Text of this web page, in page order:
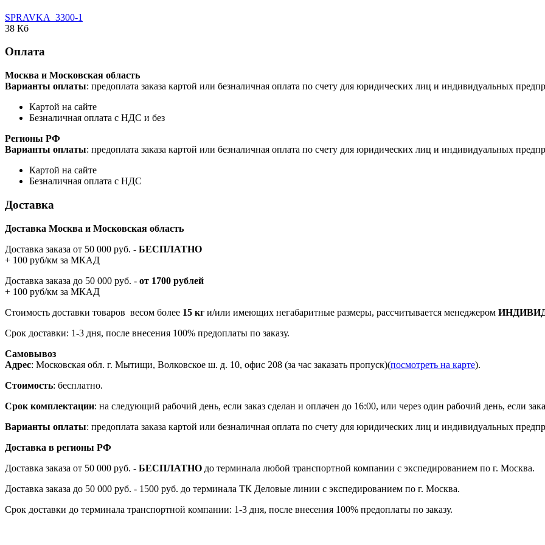
SPRAVKA_3300-1
38 Кб
Оплата
Москва и Московская область
Варианты оплаты: предоплата заказа картой или безналичная оплата по счету для юридических лиц и индивидуальных
Картой на сайте
Безналичная оплата с НДС и без
Регионы РФ
Варианты оплаты: предоплата заказа картой или безналичная оплата по счету для юридических лиц и индивидуальных
Картой на сайте
Безналичная оплата с НДС
Доставка
Доставка Москва и Московская область
Доставка заказа от 50 000 руб. - БЕСПЛАТНО
+ 100 руб/км за МКАД
Доставка заказа до 50 000 руб. - от 1700 рублей
+ 100 руб/км за МКАД
Стоимость доставки товаров весом более 15 кг и/или имеющих негабаритные размеры, рассчитывается менеджером
Срок доставки: 1-3 дня, после внесения 100% предоплаты по заказу.
Самовывоз
Адрес: Московская обл. г. Мытищи, Волковское ш. д. 10, офис 208 (за час заказать пропуск)(посмотреть на карте).
Стоимость: бесплатно.
Срок комплектации: на следующий рабочий день, если заказ сделан и оплачен до 16:00, или через один рабочий день, если
Варианты оплаты: предоплата заказа картой или безналичная оплата по счету для юридических лиц и индивидуальных
Доставка в регионы РФ
Доставка заказа от 50 000 руб. - БЕСПЛАТНО до терминала любой транспортной компании с экспедированием по г. Москва.
Доставка заказа до 50 000 руб. - 1500 руб. до терминала ТК Деловые линии с экспедированием по г. Москва.
Срок доставки до терминала транспортной компании: 1-3 дня, после внесения 100% предоплаты по заказу.